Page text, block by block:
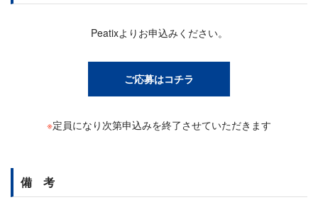
Peatixよりお申込みください。
ご応募はコチラ
※定員になり次第申込みを終了させていただきます
備 考